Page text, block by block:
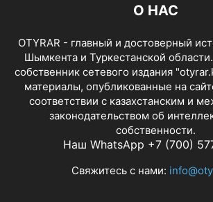
О НАС
OTYRAR - главный и достоверный
Шымкента и Туркестанской
собственник сетевого издания
материалы, опубликованные на
соответствии с казахстанским и
законодательством об
собственности.
Наш WhatsApp +7 (700)
Свяжитесь с нами: